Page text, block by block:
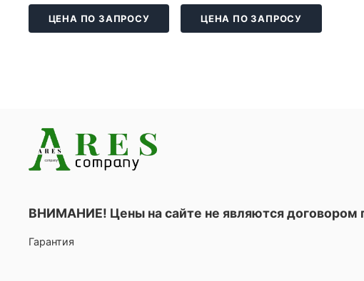
ЦЕНА ПО ЗАПРОСУ ЦЕНА ПО ЗАПРОСУ
ВНИМАНИЕ! Цены на сайте не являются договором
Гарантия